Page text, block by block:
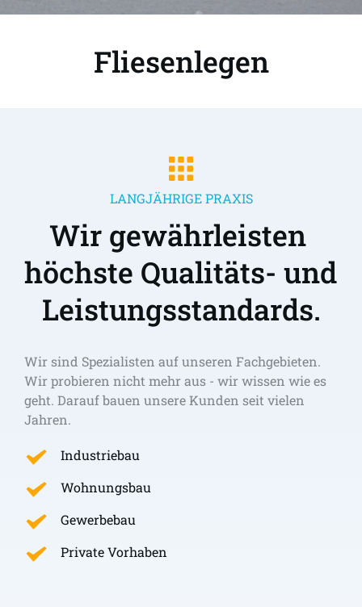
Fliesenlegen
LANGJÄHRIGE PRAXIS
Wir gewährleisten
höchste Qualitäts- und
Leistungsstandards.
Wir sind Spezialisten auf unseren Fachgebieten.
Wir probieren nicht mehr aus - wir wissen wie es
geht. Darauf bauen unsere Kunden seit vielen
Jahren.
Industriebau
Wohnungsbau
Gewerbebau
Private Vorhaben